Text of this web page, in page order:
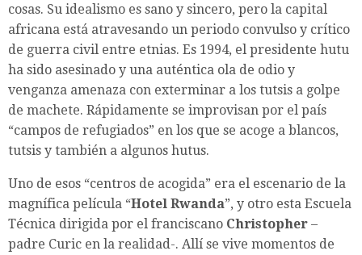
cosas. Su idealismo es sano y sincero, pero la capital
africana está atravesando un periodo convulso y crítico
de guerra civil entre etnias. Es 1994, el presidente hutu
ha sido asesinado y una auténtica ola de odio y
venganza amenaza con exterminar a los tutsis a golpe
de machete. Rápidamente se improvisan por el país
“campos de refugiados” en los que se acoge a blancos,
tutsis y también a algunos hutus.
Uno de esos “centros de acogida” era el escenario de la
magnífica película “Hotel Rwanda”, y otro esta Escuela
Técnica dirigida por el franciscano Christopher –
padre Curic en la realidad-. Allí se vive momentos de